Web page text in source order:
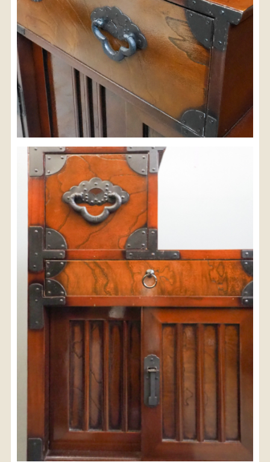
人気の検索キーワード
2980 松本民芸 水屋箪笥 b2770 小長火鉢
踏台
2678 2990 李朝 箪笥